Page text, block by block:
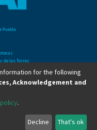
Puebla
de las Torres
Manuel
Ext 2901
- BUAP 2024. All right reserved.
for the following
Acknowledgement and
.
Decline That's ok